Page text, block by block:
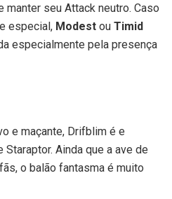
manter seu Attack neutro. Caso
especial, Modest ou Timid
especialmente pela presença
e maçante, Drifblim é e
Ainda que a ave de
o balão fantasma é muito